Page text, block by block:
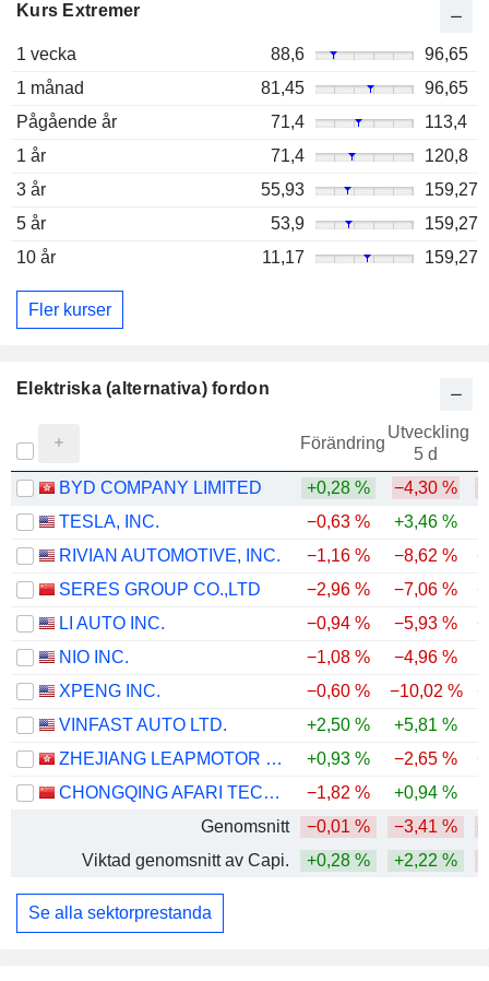
Kurs Extremer
1 vecka 88,6
96,65
1 månad
81,45
96,65
Pågående år
71,4
113,4
1 år
71,4
120,8
3 år
55,93
159,27
5 år
53,9
159,27
10 år
11,17 159,27
Fler kurser
Elektriska (alternativa) fordon
Förändring
Utveckling
5 d
BYD COMPANY LIMITED +0,28 % −4,30 %
TESLA, INC.
−0,63 % +3,46 %
RIVIAN AUTOMOTIVE, INC.
−1,16 % −8,62 %
SERES GROUP CO.,LTD
−2,96 % −7,06 %
LI AUTO INC.
−0,94 % −5,93 %
NIO INC.
−1,08 % −4,96 %
XPENG INC.
−0,60 % −10,02 %
VINFAST AUTO LTD.
+2,50 % +5,81 %
ZHEJIANG LEAPMOTOR TECHNOLOGY CO., LTD.
+0,93 % −2,65 %
CHONGQING AFARI TECHNOLOGY CO., LTD.
−1,82 % +0,94 %
Genomsnitt
−0,01 % −3,41 %
Viktad genomsnitt av Capi.
+0,28 % +2,22 %
Se alla sektorprestanda